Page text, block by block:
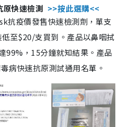
原快速檢測 >>按此選購<<
抗疫價發售快速檢測劑，單支
至$20/支買到。產品以鼻咽拭
99%，15分鐘就知結果。產品
病快速抗原測試通用名單。